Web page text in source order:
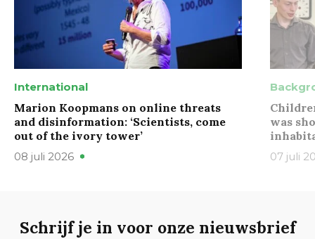
International
Marion Koopmans on online threats
and disinformation: ‘Scientists, come
out of the ivory tower’
08 juli 2026
was
07 juli
Schrijf je in voor onze nieuwsbrief